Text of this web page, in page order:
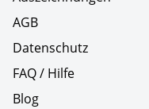
AGB
Datenschutz
FAQ / Hilfe
Blog